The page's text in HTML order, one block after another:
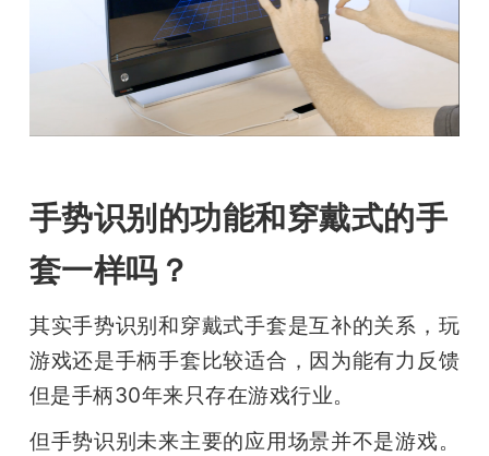
手势识别的功能和穿戴式的手
套一样吗？
其实手势识别和穿戴式手套是互补的关系，玩
游戏还是手柄手套比较适合，因为能有力反馈
但是手柄30年来只存在游戏行业。
但手势识别未来主要的应用场景并不是游戏。